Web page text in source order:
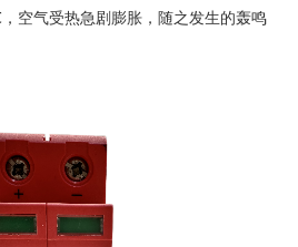
空气受热急剧膨胀，随之发生的轰鸣